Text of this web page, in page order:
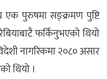
पुरुषमा सङ्क्रमण पुष्टि
फर्किनुभएको थियो
नागरिकमा २०८० असार
थियो ।